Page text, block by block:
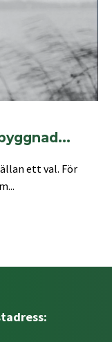
ett val. För